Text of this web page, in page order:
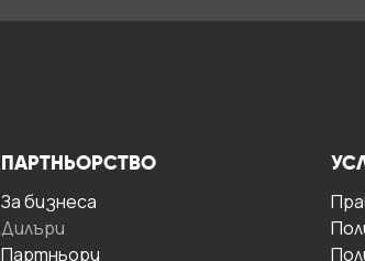
ПАРТНЬОРСТВО
За бизнесa
Дилъри
Партньори